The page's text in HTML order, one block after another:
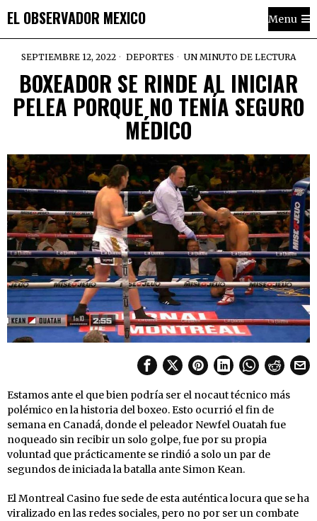
EL OBSERVADOR MEXICO Menu
SEPTIEMBRE 12, 2022 DEPORTES UN MINUTO DE LECTURA
BOXEADOR SE RINDE AL INICIAR
PELEA PORQUE NO TENÍA SEGURO
MÉDICO
Estamos ante el que bien podría ser el nocaut técnico más
polémico en la historia del boxeo. Esto ocurrió el fin de
semana en Canadá, donde el peleador Newfel Ouatah fue
noqueado sin recibir un solo golpe, fue por su propia
voluntad que prácticamente se rindió a solo un par de
segundos de iniciada la batalla ante Simon Kean.
El Montreal Casino fue sede de esta auténtica locura que se ha
viralizado en las redes sociales, pero no por ser un combate